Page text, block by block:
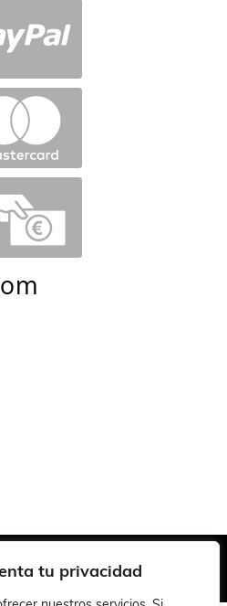
tu privacidad
Cuchillalia.com